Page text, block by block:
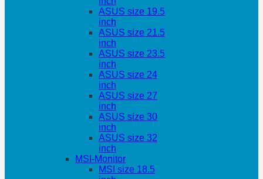
ASUS size 19.5
inch
ASUS size 21.5
inch
ASUS size 23.5
inch
ASUS size 24
inch
ASUS size 27
inch
ASUS size 30
inch
ASUS size 32
inch
MSI-Monitor
MSI size 18.5